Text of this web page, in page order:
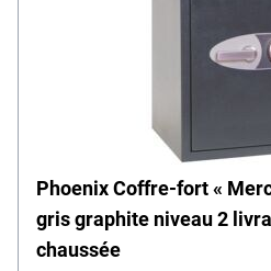
Phoenix Coffre-fort «
gris graphite niveau 2
chaussée